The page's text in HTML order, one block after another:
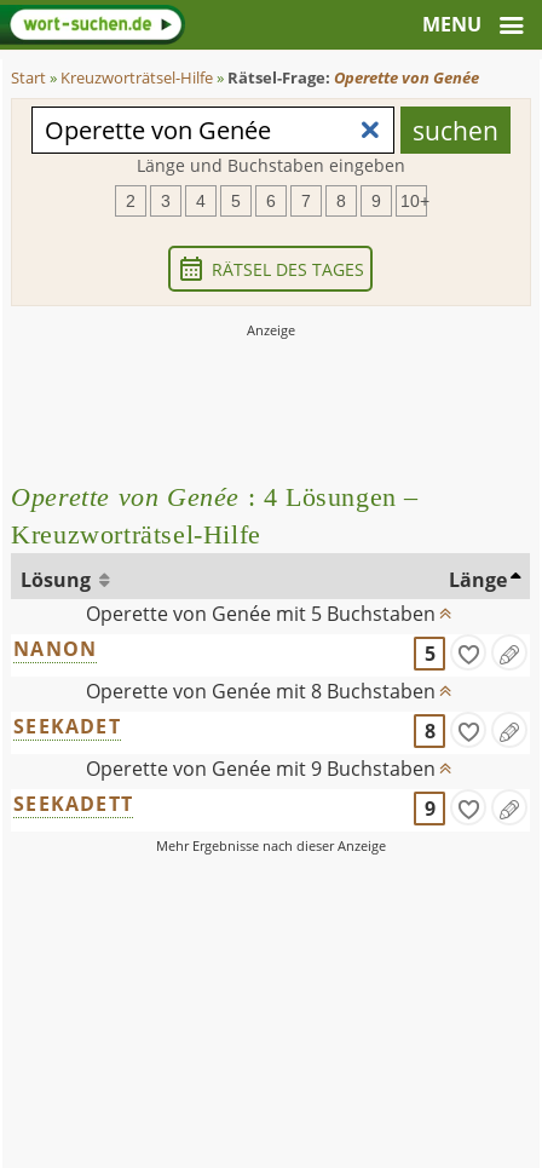
Start» Kreuzworträtsel-Hilfe» Rätsel-Frage:Operette von Genée
Länge und Buchstaben eingeben
2 3 4 5 6 7 8 9 10+
RÄTSEL DES TAGES
Operette von Genée : 4 Lösungen –
Kreuzworträtsel-Hilfe
Lösung
Länge
Operette von Genée mit 5 Buchstaben
NANON
5
Operette von Genée mit 8 Buchstaben
SEEKADET
8
Operette von Genée mit 9 Buchstaben
SEEKADETT
9